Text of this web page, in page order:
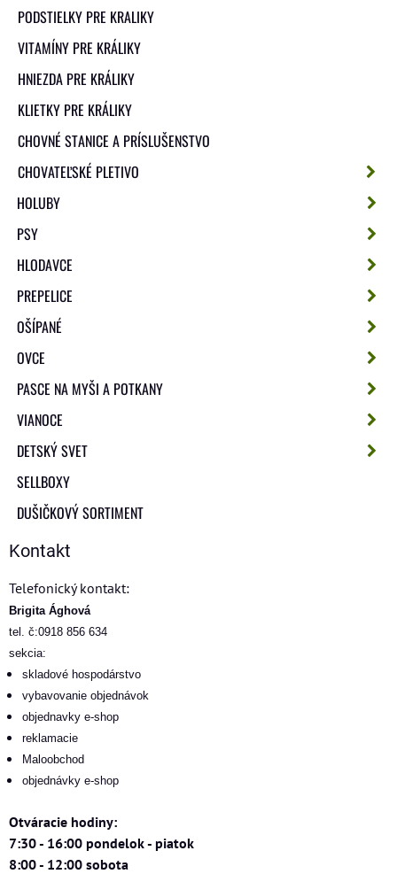
PODSTIELKY PRE KRALIKY
VITAMÍNY PRE KRÁLIKY
HNIEZDA PRE KRÁLIKY
KLIETKY PRE KRÁLIKY
CHOVNÉ STANICE A PRÍSLUŠENSTVO
CHOVATEĽSKÉ PLETIVO
HOLUBY
PSY
HLODAVCE
PREPELICE
OŠÍPANÉ
OVCE
PASCE NA MYŠI A POTKANY
VIANOCE
DETSKÝ SVET
SELLBOXY
DUŠIČKOVÝ SORTIMENT
Kontakt
Telefonický kontakt:
Brigita Ághová
tel. č:0918 856 634
sekcia:
skladové hospodárstvo
vybavovanie objednávok
objednavky e-shop
reklamacie
Maloobchod
objednávky e-shop
Otváracie hodiny:
7:30 - 16:00 pondelok - piatok
8:00 - 12:00 sobota